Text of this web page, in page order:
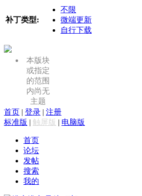
补丁类型:
不限
微端更新
自行下载
本版块
或指定
的范围
内尚无
主题
首页 | 登录 | 注册
标准版 | 触屏版 | 电脑版
首页
论坛
发帖
搜索
我的